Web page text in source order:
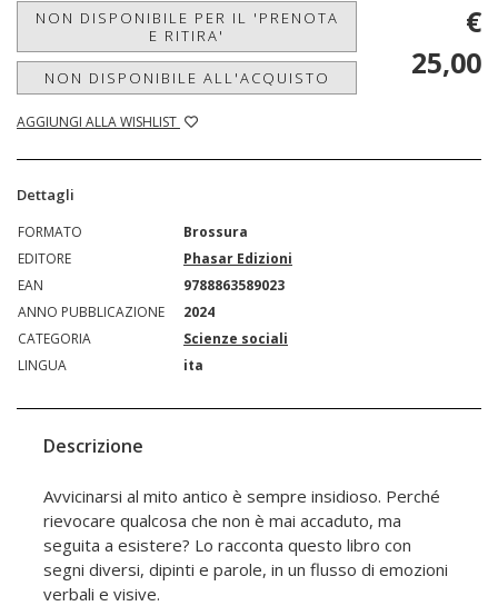
NON DISPONIBILE PER IL 'PRENOTA
E RITIRA'
NON DISPONIBILE ALL'ACQUISTO
AGGIUNGI ALLA WISHLIST
€
25,00
Dettagli
FORMATO
Brossura
EDITORE
Phasar Edizioni
EAN
9788863589023
ANNO PUBBLICAZIONE
2024
CATEGORIA
Scienze sociali
LINGUA
ita
Descrizione
Avvicinarsi al mito antico è sempre insidioso. Perché
rievocare qualcosa che non è mai accaduto, ma
seguita a esistere? Lo racconta questo libro con
segni diversi, dipinti e parole, in un flusso di emozioni
verbali e visive.